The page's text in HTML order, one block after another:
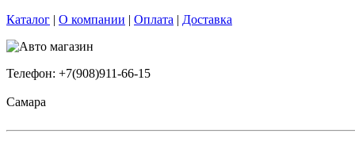
Каталог | О компании | Оплата | Доставка
Телефон: +7(908)911-66-15
Самара